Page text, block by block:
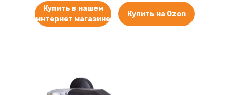
Купить в нашем
интернет магазине
Купить на Ozon